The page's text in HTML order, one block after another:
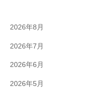
2026年8月
2026年7月
2026年6月
2026年5月